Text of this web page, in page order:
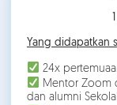
Yang didapatkan
24x
Mentor Zoom
dan alumni